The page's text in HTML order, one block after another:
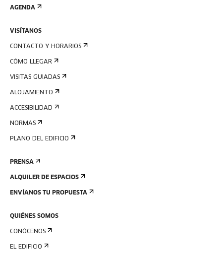
AGENDA
VISÍTANOS
CONTACTO Y HORARIOS
CÓMO LLEGAR
VISITAS GUIADAS
ALOJAMIENTO
ACCESIBILIDAD
NORMAS
PLANO DEL EDIFICIO
PRENSA
ALQUILER DE ESPACIOS
ENVÍANOS TU PROPUESTA
QUIÉNES SOMOS
CONÓCENOS
EL EDIFICIO